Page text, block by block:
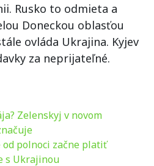
Rusko to odmieta a
Doneckou oblasťou
ovláda Ukrajina. Kyjev
za neprijateľné.
Zelenskyj v novom
od polnoci začne platiť
s Ukrajinou